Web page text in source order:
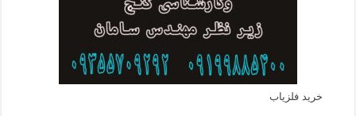
خرید فلزیاب